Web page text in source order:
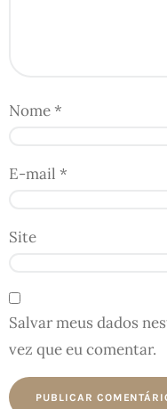
Nome*
E-mail *
Site
Salvar meus dados
vez que eu comentar.